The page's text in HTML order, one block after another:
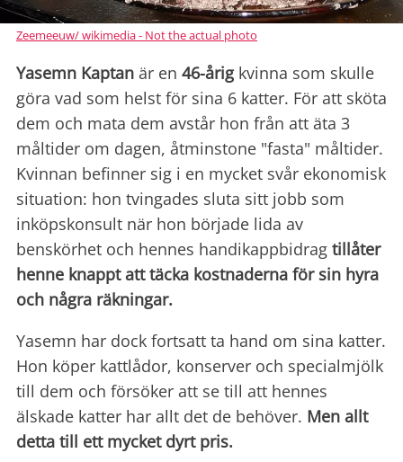
Zeemeeuw/ wikimedia - Not the actual photo
Yasemn Kaptan är en 46-årigkvinna som skulle
göra vad som helst för sina 6 katter. För att sköta
dem och mata dem avstår hon från att äta 3
måltider om dagen, åtminstone "fasta" måltider.
Kvinnan befinner sig i en mycket svår ekonomisk
situation: hon tvingades sluta sitt jobb som
inköpskonsult när hon började lida av
benskörhet och hennes handikappbidrag tillåter
henne knappt att täcka kostnaderna för sin hyra
och några räkningar.
Yasemn har dock fortsatt ta hand om sina katter.
Hon köper kattlådor, konserver och specialmjölk
till dem och försöker att se till att hennes
älskade katter har allt det de behöver. Men allt
detta till ett mycket dyrt pris.